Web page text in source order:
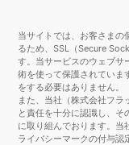
当サイトでは、お客さまの
るため、SSL（Secure
す。当サービスのウェブサ
術を使って保護されていま
をする必要はありません。
また、当社（株式会社フ
と責任を十分に認識し、
に取り組んでおります。当
ライバシーマークの付与認